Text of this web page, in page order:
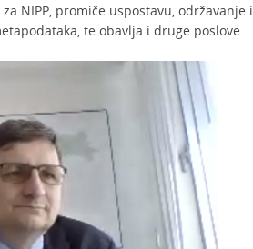
NIPP, promiče uspostavu, održavanje i
te obavlja i druge poslove.